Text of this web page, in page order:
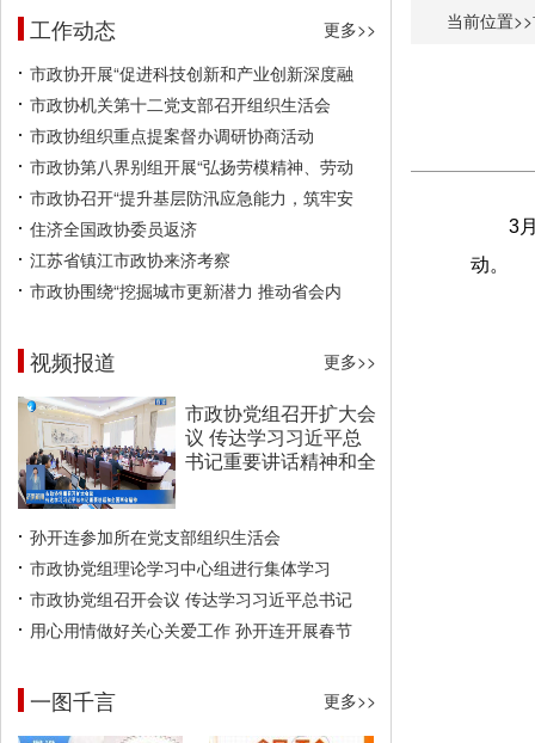
工作动态
更多>>
市政协开展“促进科技创新和产业创新深度融
市政协机关第十二党支部召开组织生活会
市政协组织重点提案督办调研协商活动
市政协第八界别组开展“弘扬劳模精神、劳动
市政协召开“提升基层防汛应急能力，筑牢安
住济全国政协委员返济
江苏省镇江市政协来济考察
市政协围绕“挖掘城市更新潜力 推动省会内
视频报道 更多>>
市政协党组召开扩大会
议 传达学习习近平总
书记重要讲话精神和全
孙开连参加所在党支部组织生活会
市政协党组理论学习中心组进行集体学习
市政协党组召开会议 传达学习习近平总书记
用心用情做好关心关爱工作 孙开连开展春节
一图千言 更多>>
当前位置>>
3
动。